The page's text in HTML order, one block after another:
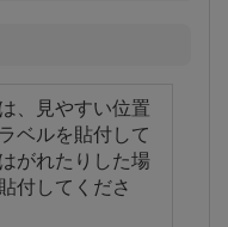
、見やすい位置
ベルを貼付して
がれたりした場
付してくださ